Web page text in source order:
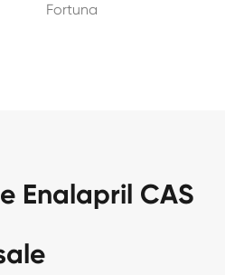
Fortuna
Enalapril CAS